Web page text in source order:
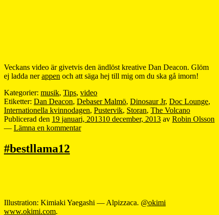
Veckans video är givetvis den ändlöst kreative Dan Deacon. Glöm
ej ladda nerappen och att säga hej till mig om du ska gå imorn!
Kategorier: musik, Tips, video
Etiketter: Dan Deacon, Debaser Malmö, Dinosaur Jr, Doc Lounge,
Internationella kvinnodagen, Pustervik, Storan, The Volcano
Publicerad den 19 januari, 201310 december, 2013 av Robin Olsson
— Lämna en kommentar
#bestllama12
Illustration: Kimiaki Yaegashi — Alpizzaca. @okimi
www.okimi.com.